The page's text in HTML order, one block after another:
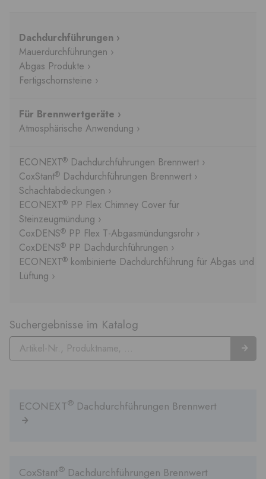
Dachdurchführungen ›
Mauerdurchführungen ›
Abgas Produkte ›
Fertigschornsteine ›
Für Brennwertgeräte ›
Atmosphärische Anwendung ›
ECONEXT® Dachdurchführungen Brennwert ›
CoxStant® Dachdurchführungen Brennwert ›
Schachtabdeckungen ›
ECONEXT® PP Flex Chimney Cover für
Steinzeugmündung ›
CoxDENS® PP Flex T-Abgasmündungsrohr ›
CoxDENS® PP Dachdurchführungen ›
ECONEXT® kombinierte Dachdurchführung für Abgas und
Lüftung ›
Suchergebnisse im Katalog
ECONEXT® Dachdurchführungen Brennwert
CoxStant® Dachdurchführungen Brennwert